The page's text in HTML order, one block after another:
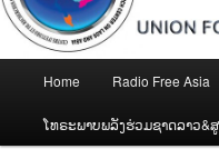
Home Radio Free Asia
ໂທຣະພາບພລັງຮ່ວມຊາດລາວ&ສູ